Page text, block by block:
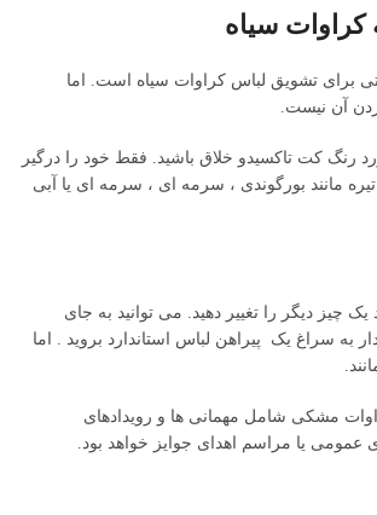
کراوات سیاه
برای تشویق لباس کراوات سیاه است. اما
آن نيست.
رنگ کت تاکسیدو خلاق باشید. فقط خود را درگیر
تیره مانند بورگوندی ، سرمه ای ، سرمه ای یا آبی
چیز دیگر را تغییر دهید. می توانید به جای
به سراغ یک پیراهن لباس استاندارد بروید . اما
مشکی شامل مهمانی ها و رویدادهای
یا مراسم اهدای جوایز خواهد بود.